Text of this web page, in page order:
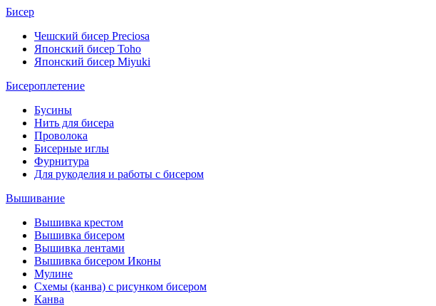
Бисер
Чешский бисер Preciosa
Японский бисер Toho
Японский бисер Miyuki
Бисероплетение
Бусины
Нить для бисера
Проволока
Бисерные иглы
Фурнитура
Для рукоделия и работы с бисером
Вышивание
Вышивка крестом
Вышивка бисером
Вышивка лентами
Вышивка бисером Иконы
Мулине
Схемы (канва) с рисунком бисером
Канва